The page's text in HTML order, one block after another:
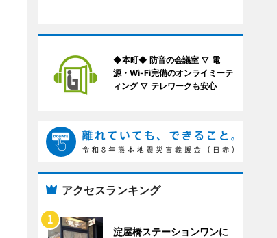
◆本町◆ 防音の会議室 ▽ 電
源・Wi-Fi完備のオンライミーテ
ィング ▽ テレワークも安心
アクセスランキング
淀屋橋ステーションワンに